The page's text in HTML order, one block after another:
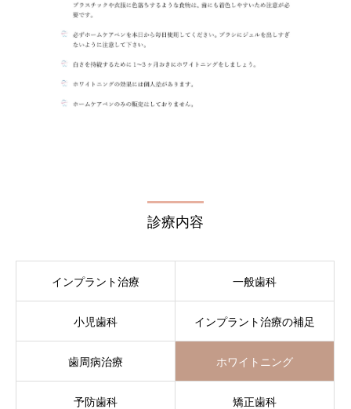
診療内容
インプラント治療 一般歯科
小児歯科 インプラント治療の補足
歯周病治療 ホワイトニング
予防歯科 矯正歯科